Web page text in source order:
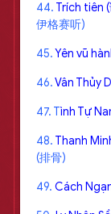
44. Trích tiên
伊格赛听)
45.Yên vũ
46.Vân Thủy
47. Tình Tự
48. Thanh
(排骨)
49. Cách